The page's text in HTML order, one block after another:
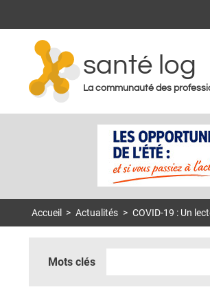
santé log
La communauté des
Accueil > Actualités > COVID-19 : Un
Mots clés